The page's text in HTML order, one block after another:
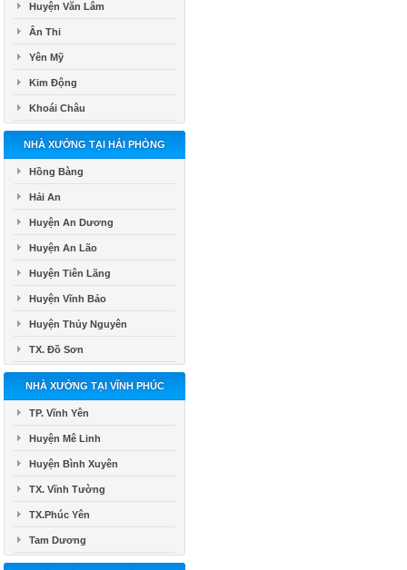
Huyện Văn Lâm
Ân Thi
Yên Mỹ
Kim Động
Khoái Châu
NHÀ XƯỞNG TẠI HẢI PHÒNG
Hồng Bàng
Hải An
Huyện An Dương
Huyện An Lão
Huyện Tiên Lãng
Huyện Vĩnh Bảo
Huyện Thủy Nguyên
TX. Đồ Sơn
NHÀ XƯỞNG TẠI VĨNH PHÚC
TP. Vĩnh Yên
Huyện Mê Linh
Huyện Bình Xuyên
TX. Vĩnh Tường
TX.Phúc Yên
Tam Dương